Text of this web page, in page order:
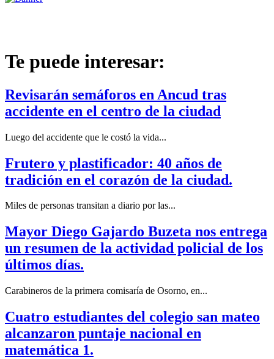
Te puede interesar:
Revisarán semáforos en Ancud tras
accidente en el centro de la ciudad
Luego del accidente que le costó la vida...
Frutero y plastificador: 40 años de
tradición en el corazón de la ciudad.
Miles de personas transitan a diario por las...
Mayor Diego Gajardo Buzeta nos entrega
un resumen de la actividad policial de los
últimos días.
Carabineros de la primera comisaría de Osorno, en...
Cuatro estudiantes del colegio san mateo
alcanzaron puntaje nacional en
matemática 1.